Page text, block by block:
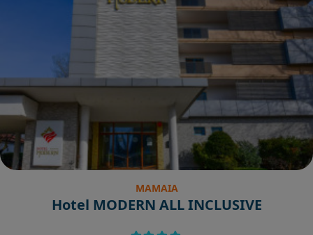
MAMAIA
Hotel MODERN ALL INCLUSIVE